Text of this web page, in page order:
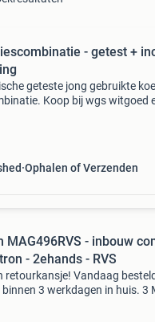
- getest + incl gratis
geteste jong gebruikte
Koop bij wgs witgoed
Ophalen of Verzenden
MAG496RVS - inbouw
- 2ehands - RVS
retourkansje! Vandaag
3 werkdagen in huis. 3